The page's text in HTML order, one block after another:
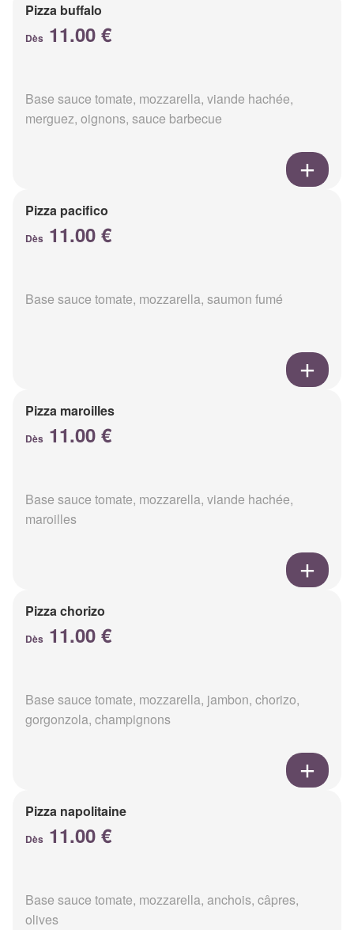
Pizza buffalo
Dès 11.00 €
Base sauce tomate, mozzarella, viande hachée,
merguez, oignons, sauce barbecue
Pizza pacifico
Dès 11.00 €
Base sauce tomate, mozzarella, saumon fumé
Pizza maroilles
Dès 11.00 €
Base sauce tomate, mozzarella, viande hachée,
maroilles
Pizza chorizo
Dès 11.00 €
Base sauce tomate, mozzarella, jambon, chorizo,
gorgonzola, champignons
Pizza napolitaine
Dès 11.00 €
Base sauce tomate, mozzarella, anchois, câpres,
olives